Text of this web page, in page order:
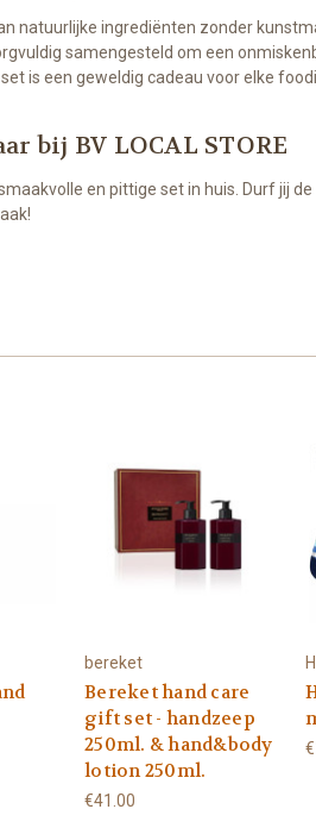
natuurlijke ingrediënten zonder
samengesteld om een
is een geweldig cadeau voor elke
bij BV LOCAL STORE
en pittige set in huis. Durf jij
bereket
Bereket hand care
gift set - handzeep
250ml. & hand&body
lotion 250ml.
€41.00